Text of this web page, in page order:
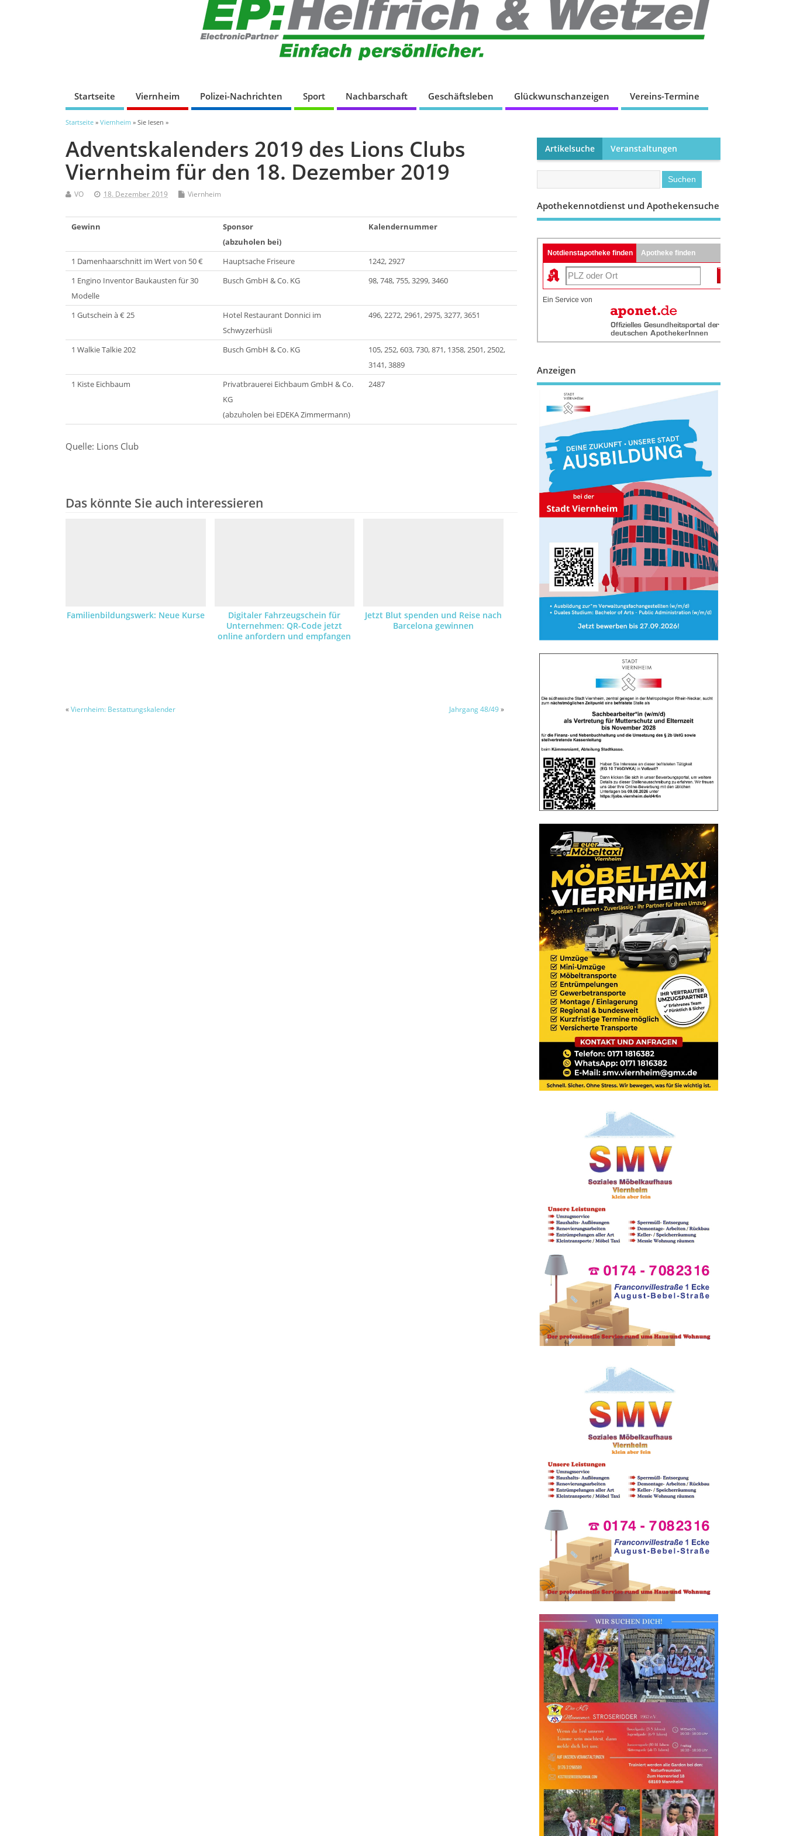
Startseite Viernheim Polizei-Nachrichten Sport Nachbarschaft Geschäftsleben Glückwunschanzeigen Vereins-Termine
Startseite » Viernheim » Sie lesen »
Adventskalenders 2019 des Lions Clubs
Viernheim für den 18. Dezember 2019
VO 18. Dezember 2019 Viernheim
Gewinn
Sponsor
(abzuholen bei)
Kalendernummer
1 Damenhaarschnitt im Wert von 50 € Hauptsache Friseure
1242, 2927
1 Engino Inventor Baukausten für 30
Modelle
Busch GmbH & Co. KG 98, 748, 755, 3299, 3460
1 Gutschein à € 25
Hotel Restaurant Donnici im
Schwyzerhüsli
496, 2272, 2961, 2975, 3277, 3651
1 Walkie Talkie 202 Busch GmbH & Co. KG
105, 252, 603, 730, 871, 1358, 2501, 2502,
3141, 3889
1 Kiste Eichbaum
Privatbrauerei Eichbaum GmbH & Co.
KG
(abzuholen bei EDEKA Zimmermann)
2487
Quelle: Lions Club
Das könnte Sie auch interessieren
Familienbildungswerk: Neue Kurse
Digitaler Fahrzeugschein für
Unternehmen: QR-Code jetzt
online anfordern und empfangen
Jetzt Blut spenden und Reise nach
Barcelona gewinnen
«Viernheim: Bestattungskalender Jahrgang 48/49»
Artikelsuche Veranstaltungen
Apothekennotdienst und Apothekensuche
Notdienstapotheke finden Apotheke finden
Ein Service von
Anzeigen